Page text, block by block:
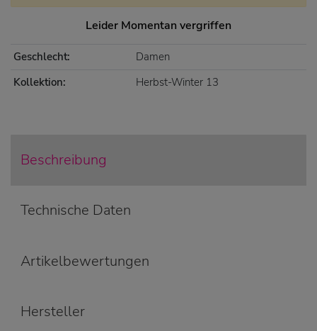
Leider Momentan vergriffen
Geschlecht:
Damen
Kollektion:
Herbst-Winter 13
Beschreibung
Technische Daten
Artikelbewertungen
Hersteller